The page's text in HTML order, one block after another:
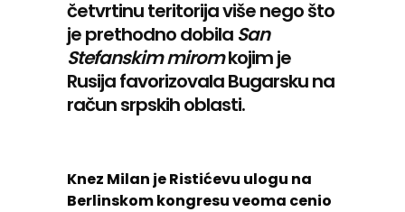
četvrtinu teritorija više nego što
je prethodno dobila San
Stefanskim miromkojim je
Rusija favorizovala Bugarsku na
račun srpskih oblasti.
Knez Milan je Ristićevu ulogu na
Berlinskom kongresu veoma cenio